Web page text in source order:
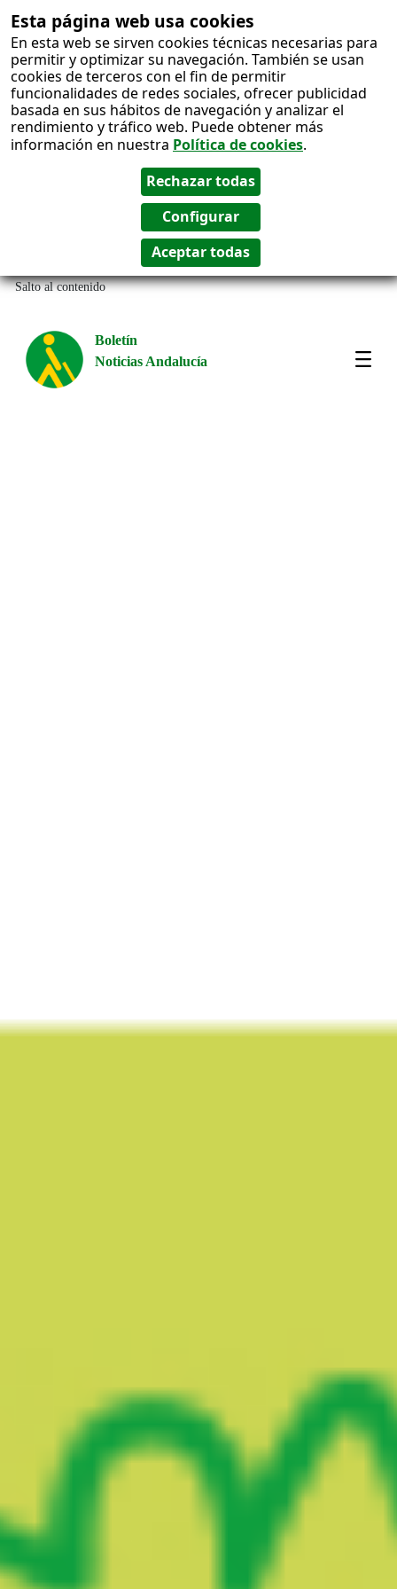
Esta página web usa cookies
En esta web se sirven cookies técnicas necesarias para
permitir y optimizar su navegación. También se usan
cookies de terceros con el fin de permitir
funcionalidades de redes sociales, ofrecer publicidad
basada en sus hábitos de navegación y analizar el
rendimiento y tráfico web. Puede obtener más
información en nuestra Política de cookies.
Salto al contenido
Boletín
Noticias Andalucía